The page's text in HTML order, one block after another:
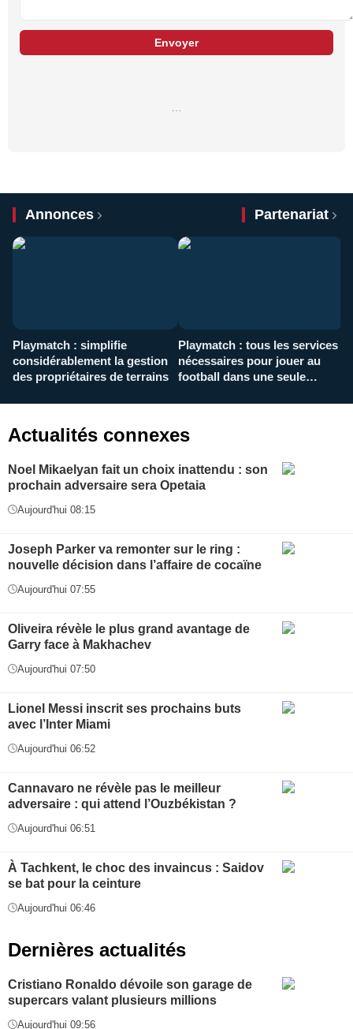
Envoyer
Annonces Partenariat
Playmatch : simplifie
considérablement la gestion
des propriétaires de terrains
Playmatch : tous les services
nécessaires pour jouer au
football dans une seule
Actualités connexes
Noel Mikaelyan fait un choix inattendu : son
prochain adversaire sera Opetaia
Aujourd'hui 08:15
Joseph Parker va remonter sur le ring :
nouvelle décision dans l’affaire de cocaïne
Aujourd'hui 07:55
Oliveira révèle le plus grand avantage de
Garry face à Makhachev
Aujourd'hui 07:50
Lionel Messi inscrit ses prochains buts
avec l’Inter Miami
Aujourd'hui 06:52
Cannavaro ne révèle pas le meilleur
adversaire : qui attend l’Ouzbékistan ?
Aujourd'hui 06:51
À Tachkent, le choc des invaincus : Saidov
se bat pour la ceinture
Aujourd'hui 06:46
Dernières actualités
Cristiano Ronaldo dévoile son garage de
supercars valant plusieurs millions
Aujourd'hui 09:56